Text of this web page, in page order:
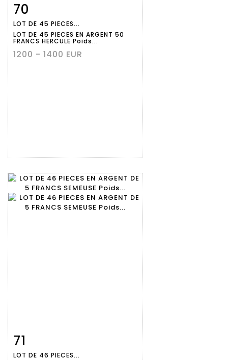
détaillée
70
LOT DE 45 PIECES...
LOT DE 45 PIECES EN ARGENT 50
FRANCS HERCULE Poids...
1200 - 1400 EUR
71
LOT DE 46 PIECES...